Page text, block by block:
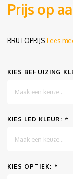
Prijs op
BRUTOPRIJS Lees
KIES BEHUIZING
Maak een keuze...
KIES LED KLEUR: *
Maak een keuze...
KIES OPTIEK: *